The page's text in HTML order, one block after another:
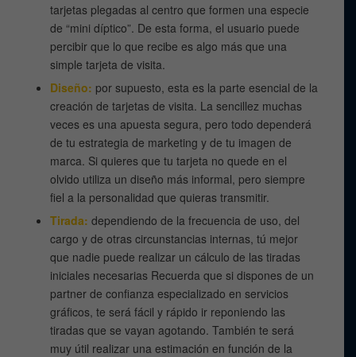
tarjetas plegadas al centro que formen una especie
de “mini díptico”. De esta forma, el usuario puede
percibir que lo que recibe es algo más que una
simple tarjeta de visita.
Diseño: por supuesto, esta es la parte esencial de la
creación de tarjetas de visita. La sencillez muchas
veces es una apuesta segura, pero todo dependerá
de tu estrategia de marketing y de tu imagen de
marca. Si quieres que tu tarjeta no quede en el
olvido utiliza un diseño más informal, pero siempre
fiel a la personalidad que quieras transmitir.
Tirada: dependiendo de la frecuencia de uso, del
cargo y de otras circunstancias internas, tú mejor
que nadie puede realizar un cálculo de las tiradas
iniciales necesarias Recuerda que si dispones de un
partner de confianza especializado en servicios
gráficos, te será fácil y rápido ir reponiendo las
tiradas que se vayan agotando. También te será
muy útil realizar una estimación en función de la